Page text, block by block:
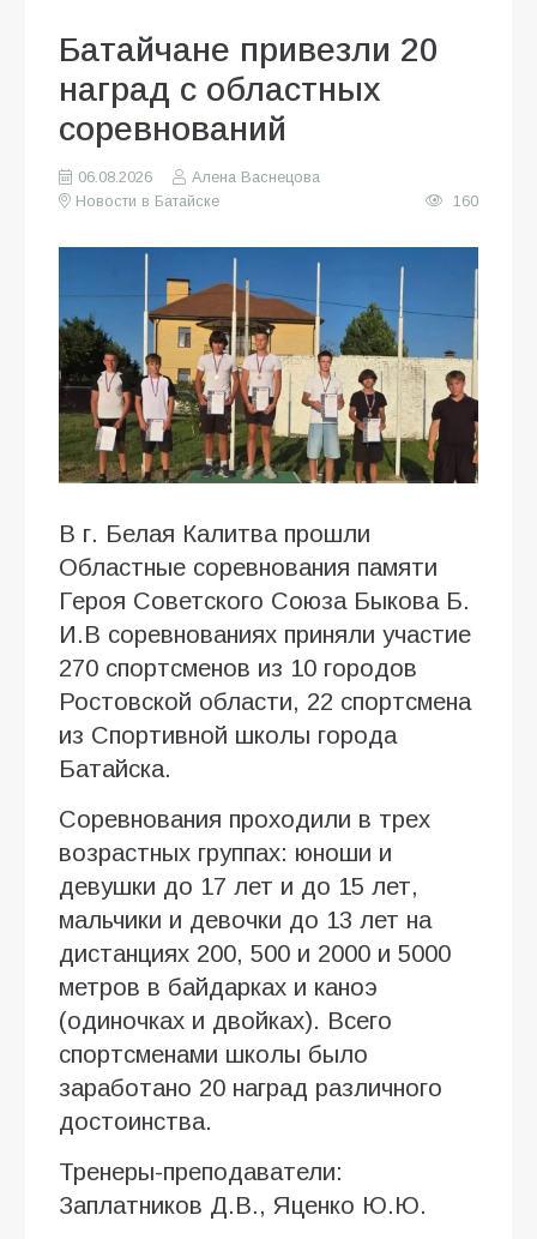
Батайчане привезли 20
наград с областных
соревнований
06.08.2026
Алена Васнецова
Новости в Батайске
160
В г. Белая Калитва прошли
Областные соревнования памяти
Героя Советского Союза Быкова Б.
И.В соревнованиях приняли участие
270 спортсменов из 10 городов
Ростовской области, 22 спортсмена
из Спортивной школы города
Батайска.
Соревнования проходили в трех
возрастных группах: юноши и
девушки до 17 лет и до 15 лет,
мальчики и девочки до 13 лет на
дистанциях 200, 500 и 2000 и 5000
метров в байдарках и каноэ
(одиночках и двойках). Всего
спортсменами школы было
заработано 20 наград различного
достоинства.
Тренеры-преподаватели:
Заплатников Д.В., Яценко Ю.Ю.